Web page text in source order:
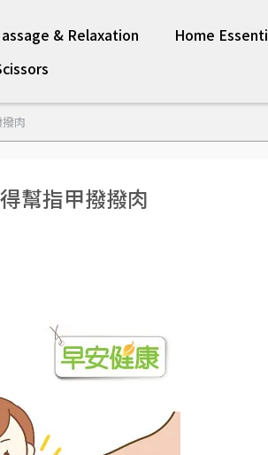
& Relaxation
Home
肉
幫指甲撥撥肉